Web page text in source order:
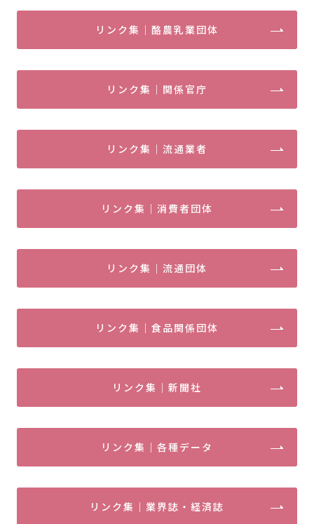
リンク集｜酪農乳業団体
リンク集｜関係官庁
リンク集｜流通業者
リンク集｜消費者団体
リンク集｜流通団体
リンク集｜食品関係団体
リンク集｜新聞社
リンク集｜各種データ
リンク集｜業界誌・経済誌